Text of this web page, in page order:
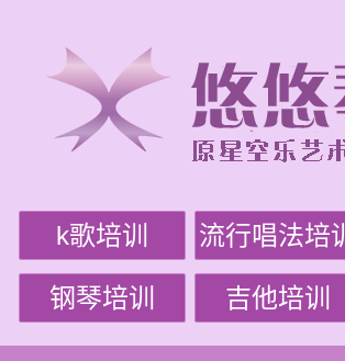
k歌培训 流行唱法培训
钢琴培训 吉他培训